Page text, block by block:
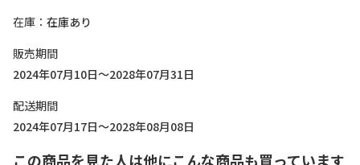
在庫
在庫あり
販売期間
2024年07月10日～2028年07月31日
配送期間
2024年07月17日～2028年08月08日
この商品を見た人は他にこんな商品も買っています